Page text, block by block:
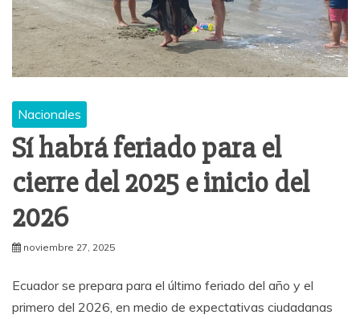
Nacionales
Sí habrá feriado para el
cierre del 2025 e inicio del
2026
noviembre 27, 2025
Ecuador se prepara para el último feriado del año y el
primero del 2026, en medio de expectativas ciudadanas